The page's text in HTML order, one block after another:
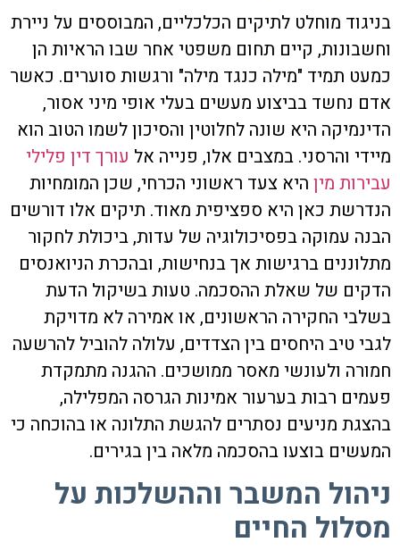
בניגוד מוחלט לתיקים הכלכליים, המבוססים על ניירת
וחשבונות, קיים תחום משפטי אחר שבו הראיות הן
כמעט תמיד "מילה כנגד מילה" ורגשות סוערים. כאשר
אדם נחשד בביצוע מעשים בעלי אופי מיני אסור,
הדינמיקה היא שונה לחלוטין והסיכון לשמו הטוב הוא
מיידי והרסני. במצבים אלו, פנייה אל עורך דין פלילי
עבירות מין היא צעד ראשוני הכרחי, שכן המומחיות
הנדרשת כאן היא ספציפית מאוד. תיקים אלו דורשים
הבנה עמוקה בפסיכולוגיה של עדות, ביכולת לחקור
מתלוננים ברגישות אך בנחישות, ובהכרת הניואנסים
הדקים של שאלת ההסכמה. טעות בשיקול הדעת
בשלבי החקירה הראשונים, או אמירה לא מדויקת
לגבי טיב היחסים בין הצדדים, עלולה להוביל להרשעה
חמורה ולעונשי מאסר ממושכים. ההגנה מתמקדת
פעמים רבות בערעור אמינות הגרסה המפלילה,
בהצגת מניעים נסתרים להגשת התלונה או בהוכחה כי
המעשים בוצעו בהסכמה מלאה בין בגירים.
ניהול המשבר וההשלכות על
מסלול החיים